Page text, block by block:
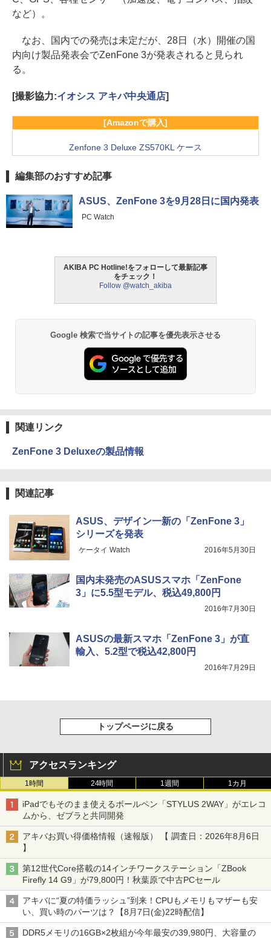
など）。
なお、国内での発売は未定だが、28日（水）開催の国
内向け製品発表会でZenFone 3が発表されると見られ
る。
[撮影協力:イオシス アキバ中央通店]
[Amazonで購入]
Zenfone 3 Deluxe ZS570KL ケース
編集部のおすすめ記事
ASUS、ZenFone 3を9月28日に国内発表
PC Watch
AKIBA PC Hotline!をフォローして最新記事
をチェック！
Follow @watch_akiba
Google 検索で当サイトの記事を優先表示させる
関連リンク
ZenFone 3 Deluxeの製品情報
関連記事
ASUS、デザイン一新の「ZenFone 3」
シリーズを発表
ケータイ Watch 2016年5月30日
国内未発売のASUSスマホ「ZenFone
3」に5.5型モデル、税込49,800円
2016年7月30日
ASUSの最新スマホ「ZenFone 3」が直
輸入、5.2型で税込42,800円
2016年7月29日
トップページに戻る
アクセスランキング
1時間 24時間 1週間 1カ月
iPadでもそのまま使えるボールペン「STYLUS 2WAY」がエレコ
ムから、ゼブラと共同開発
アキバお買い得価格情報（速報版） 【 調査日：2026年8月6日
】
第12世代Core搭載の14インチワークステーション「ZBook
Firefly 14 G9」が79,800円！秋葉原で中古PCセール
アキバに“夏の特価ラッシュ”到来！CPUもメモリもマザーも安
い、買い時のパーツは？【8月7日(金)22時配信】
DDR5メモリの16GB×2枚組が今年最安の39,980円、大容量の